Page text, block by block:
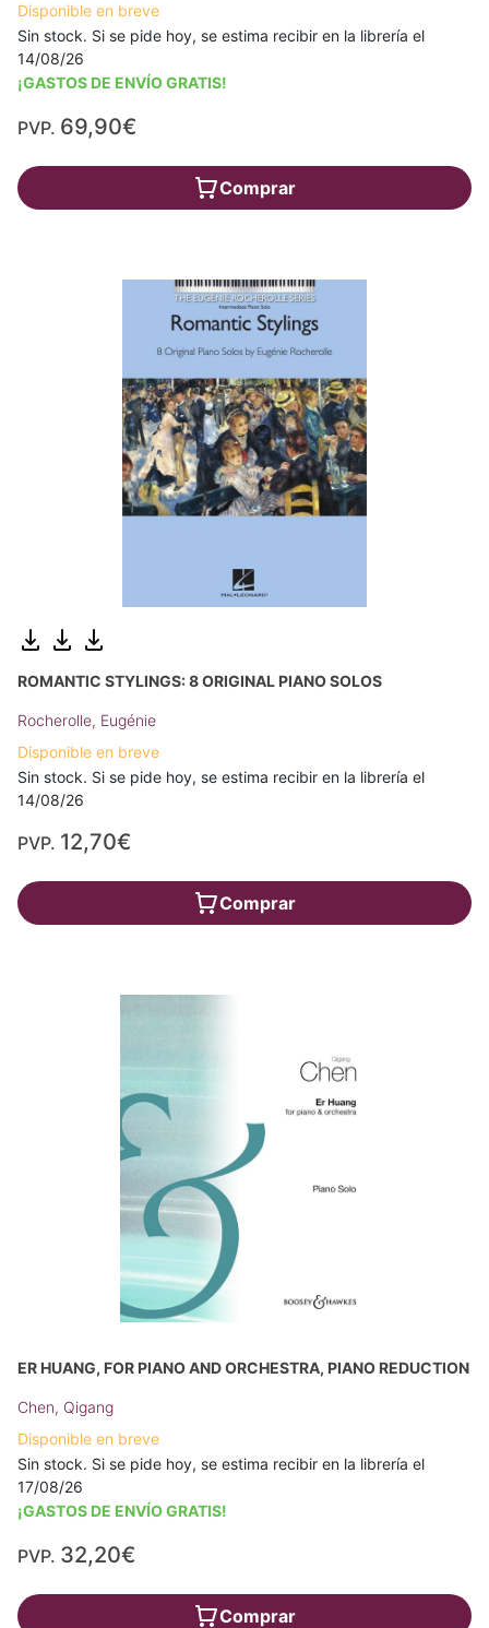
Disponible en breve
Sin stock. Si se pide hoy, se estima recibir en la librería el
14/08/26
¡GASTOS DE ENVÍO GRATIS!
PVP. 69,90€
Comprar
ROMANTIC STYLINGS: 8 ORIGINAL PIANO SOLOS
Rocherolle, Eugénie
Disponible en breve
Sin stock. Si se pide hoy, se estima recibir en la librería el
14/08/26
PVP. 12,70€
Comprar
ER HUANG, FOR PIANO AND ORCHESTRA, PIANO REDUCTION
Chen, Qigang
Disponible en breve
Sin stock. Si se pide hoy, se estima recibir en la librería el
17/08/26
¡GASTOS DE ENVÍO GRATIS!
PVP. 32,20€
Comprar